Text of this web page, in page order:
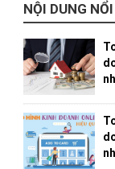
NỘI DUNG